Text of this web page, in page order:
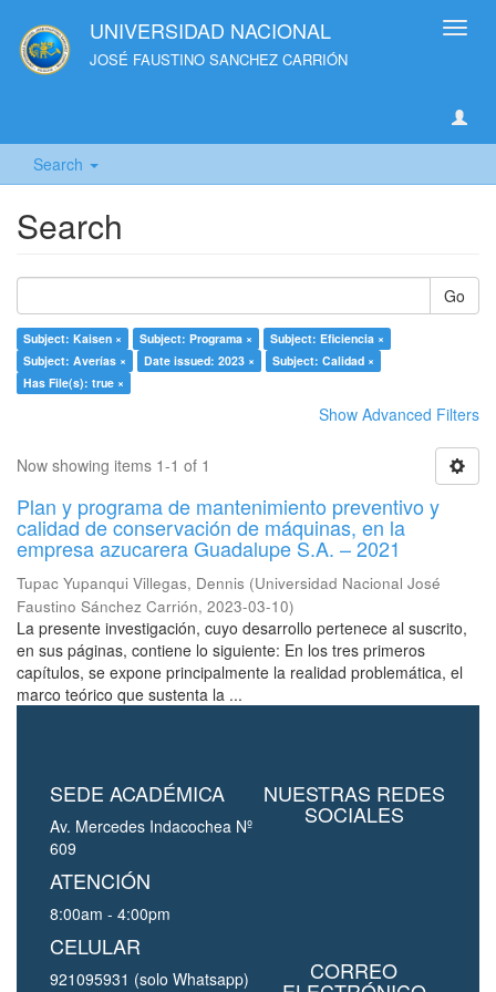
UNIVERSIDAD NACIONAL
JOSÉ FAUSTINO SANCHEZ CARRIÓN
Search
Search
Go
Subject: Kaisen × Subject: Programa ×
Subject: Eficiencia ×
Subject: Averías ×
Date issued: 2023 ×
Subject: Calidad ×
Has File(s): true ×
Show Advanced Filters
Now showing items 1-1 of 1
Plan y programa de mantenimiento preventivo y
calidad de conservación de máquinas, en la
empresa azucarera Guadalupe S.A. – 2021
Tupac Yupanqui Villegas, Dennis (Universidad Nacional José
Faustino Sánchez Carrión, 2023-03-10)
La presente investigación, cuyo desarrollo pertenece al suscrito,
en sus páginas, contiene lo siguiente: En los tres primeros
capítulos, se expone principalmente la realidad problemática, el
marco teórico que sustenta la ...
SEDE ACADÉMICA
Av. Mercedes Indacochea Nº
609
ATENCIÓN
8:00am - 4:00pm
CELULAR
921095931 (solo Whatsapp)
NUESTRAS REDES
SOCIALES
CORREO